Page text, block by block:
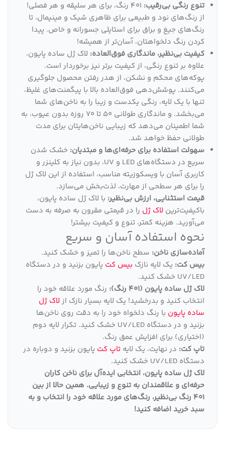
تنوع رنگی بی‌رقیب:
401 رنگ، برای هر سلیقه و هر فصلی!
از رنگ‌های نود و طبیعی برای ظاهری شیک و مینیمال، تا
رنگ‌های جیغ و براق برای استایلی جسورانه و خاص. پیدا
کردن رنگ دلخواهتان، آسان‌تر از همیشه!
کیفیت بی‌نظیر، ماندگاری فوق‌العاده: لاک ژل ساده پایون،
علاوه بر تنوع رنگی، از کیفیت برتر نیز برخوردار است.
پوکه‌های محکم و نشکن، از هدر رفتن محصول جلوگیری
می‌کنند. پوشش‌دهی فوق‌العاده بالا با پیگمنت‌های غلیظ،
تنها با یک لایه، رنگی یکدست و زیبا را به ناخن‌های شما
می‌بخشد. و ماندگاری طولانی 50 تا 70 روزه بدون عیوب، به
شما اطمینان می‌دهد که زیبایی ناخن‌هایتان برای مدت
طولانی حفظ خواهد شد.
سهولت استفاده برای حرفه‌ای‌ها و مبتدیان: خشک شدن
سریع در دستگاه‌های LED و UV، بدون نیاز به کلینزر و
کاربری آسان با ویسکوزیته مناسب، استفاده از این لاک ژل
را برای هر سطحی از مهارت، لذت‌بخش می‌سازد.
قیمت استثنایی، ارزش بی‌نظیر: با لاک ژل ساده پایون،
باکیفیت‌ترین لاک ژل را در قیمتی مقرون به صرفه به دست
می‌آورید. هزینه کمتر، تنوع و کیفیت بیشتر!
نحوه استفاده آسان و سریع
آماده‌سازی ناخن: سطح ناخن‌ها را تمیز و خشک کنید.
بیس کت: یک لایه نازک بیس کت پایون بزنید و در دستگاه
UV/LED خشک کنید.
لاک ژل ساده پایون (401 رنگ):
رنگ مورد علاقه خود را
انتخاب کنید و بدرخشید! یک لایه بسیار نازک از لاک ژل
ساده پایون با رنگ دلخواه خود را به دقت روی ناخن‌ها
بزنید و در دستگاه UV/LED خشک کنید. تکرار لایه دوم
(اختیاری) برای افزایش عمق رنگ.
تاپ کت: در نهایت، یک لایه تاپ کت پایون بزنید و دوباره در
دستگاه UV/LED خشک کنید.
لاک ژل ساده پایون، انتخابی ایده‌آل برای ناخن کاران
حرفه‌ای و علاقمندان به تنوع و زیبایی. همین حالا از بین
401 رنگ بی‌نظیر، رنگ‌های مورد علاقه خود را انتخاب و به
سبد خرید اضافه کنید!